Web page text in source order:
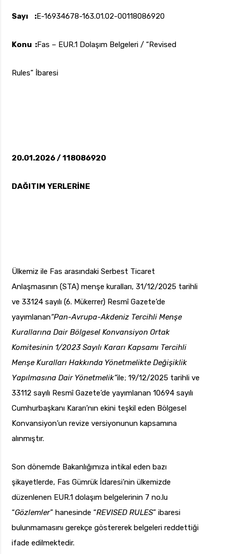
Pzt — Cmt: 09:00 — 18:00
Sayı :E-16934678-163.01.02-00118086920
Konu :Fas – EUR.1 Dolaşım Belgeleri / “Revised
Rules” İbaresi
20.01.2026 / 118086920
DAĞITIM YERLERİNE
Ülkemiz ile Fas arasındaki Serbest Ticaret
Anlaşmasının (STA) menşe kuralları, 31/12/2025 tarihli
ve 33124 sayılı (6. Mükerrer) Resmî Gazete’de
yayımlanan“Pan-Avrupa-Akdeniz Tercihli Menşe
Kurallarına Dair Bölgesel Konvansiyon Ortak
Komitesinin 1/2023 Sayılı Kararı Kapsamı Tercihli
Menşe Kuralları Hakkında Yönetmelikte Değişiklik
Yapılmasına Dair Yönetmelik”ile; 19/12/2025 tarihli ve
33112 sayılı Resmî Gazete’de yayımlanan 10694 sayılı
Cumhurbaşkanı Kararı’nın ekini teşkil eden Bölgesel
Konvansiyon’un revize versiyonunun kapsamına
alınmıştır.
Son dönemde Bakanlığımıza intikal eden bazı
şikayetlerde, Fas Gümrük İdaresi’nin ülkemizde
düzenlenen EUR.1 dolaşım belgelerinin 7 no.lu
“Gözlemler” hanesinde “REVISED RULES” ibaresi
bulunmamasını gerekçe göstererek belgeleri reddettiği
ifade edilmektedir.